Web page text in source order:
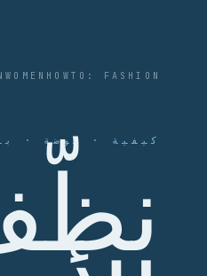
HOWTO: FASHION
WOMEN
كيفية · موضة ·